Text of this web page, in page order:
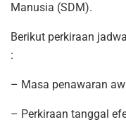
Manusia (SDM).
Berikut perkiraan
:
– Masa penawaran
– Perkiraan tanggal